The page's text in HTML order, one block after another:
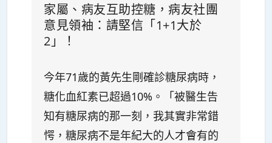
家屬、病友互助控糖，病友社團
意見領袖：請堅信「1+1大於
2」！
今年71歲的黃先生剛確診糖尿病時，
糖化血紅素已超過10%。「被醫生告
知有糖尿病的那一刻，我其實非常錯
愕，糖尿病不是年紀大的人才會有的